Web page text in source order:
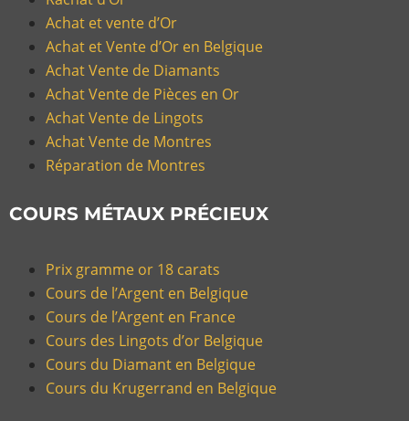
Achat et vente d’Or
Achat et Vente d’Or en Belgique
Achat Vente de Diamants
Achat Vente de Pièces en Or
Achat Vente de Lingots
Achat Vente de Montres
Réparation de Montres
COURS MÉTAUX PRÉCIEUX
Prix gramme or 18 carats
Cours de l’Argent en Belgique
Cours de l’Argent en France
Cours des Lingots d’or Belgique
Cours du Diamant en Belgique
Cours du Krugerrand en Belgique